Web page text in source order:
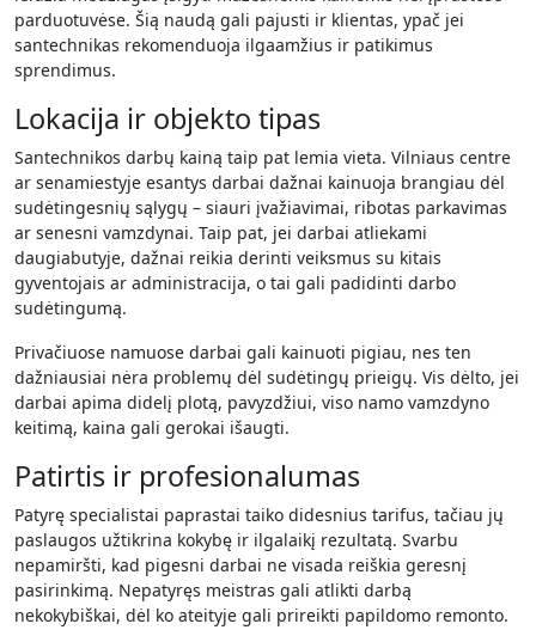
parduotuvėse. Šią naudą gali pajusti ir klientas, ypač jei
santechnikas rekomenduoja ilgaamžius ir patikimus
sprendimus.
Lokacija ir objekto tipas
Santechnikos darbų kainą taip pat lemia vieta. Vilniaus centre
ar senamiestyje esantys darbai dažnai kainuoja brangiau dėl
sudėtingesnių sąlygų – siauri įvažiavimai, ribotas parkavimas
ar senesni vamzdynai. Taip pat, jei darbai atliekami
daugiabutyje, dažnai reikia derinti veiksmus su kitais
gyventojais ar administracija, o tai gali padidinti darbo
sudėtingumą.
Privačiuose namuose darbai gali kainuoti pigiau, nes ten
dažniausiai nėra problemų dėl sudėtingų prieigų. Vis dėlto, jei
darbai apima didelį plotą, pavyzdžiui, viso namo vamzdyno
keitimą, kaina gali gerokai išaugti.
Patirtis ir profesionalumas
Patyrę specialistai paprastai taiko didesnius tarifus, tačiau jų
paslaugos užtikrina kokybę ir ilgalaikį rezultatą. Svarbu
nepamiršti, kad pigesni darbai ne visada reiškia geresnį
pasirinkimą. Nepatyręs meistras gali atlikti darbą
nekokybiškai, dėl ko ateityje gali prireikti papildomo remonto.